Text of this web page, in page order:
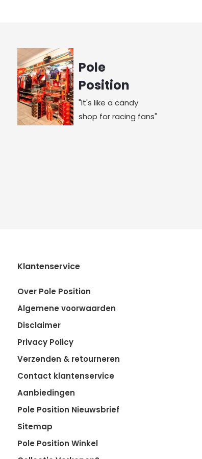
Pole
Position
"It's like a candy
shop for racing fans"
Klantenservice
Over Pole Position
Algemene voorwaarden
Disclaimer
Privacy Policy
Verzenden & retourneren
Contact klantenservice
Aanbiedingen
Pole Position Nieuwsbrief
Sitemap
Pole Position Winkel